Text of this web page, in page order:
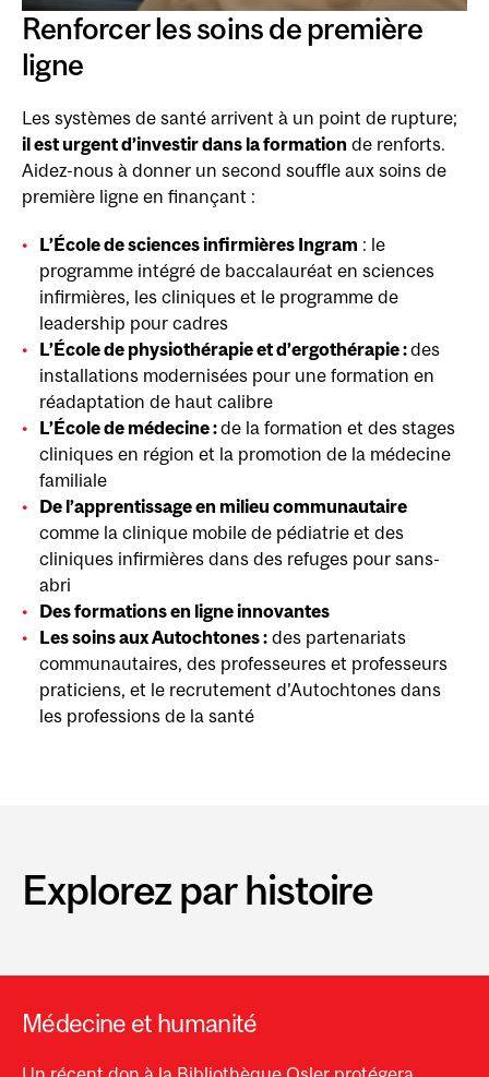
Renforcer les soins de première
ligne
Les systèmes de santé arrivent à un point de rupture;
il est urgent d’investir dans la formation de renforts.
Aidez-nous à donner un second souffle aux soins de
première ligne en finançant :
L’École de sciences infirmières Ingram : le
programme intégré de baccalauréat en sciences
infirmières, les cliniques et le programme de
leadership pour cadres
L’École de physiothérapie et d’ergothérapie :des
installations modernisées pour une formation en
réadaptation de haut calibre
L’École de médecine :de la formation et des stages
cliniques en région et la promotion de la médecine
familiale
De l’apprentissage en milieu communautaire
comme la clinique mobile de pédiatrie et des
cliniques infirmières dans des refuges pour sans-
abri
Des formations en ligne innovantes
Les soins aux Autochtones : des partenariats
communautaires, des professeures et professeurs
praticiens, et le recrutement d’Autochtones dans
les professions de la santé
Explorez par histoire
Médecine et humanité